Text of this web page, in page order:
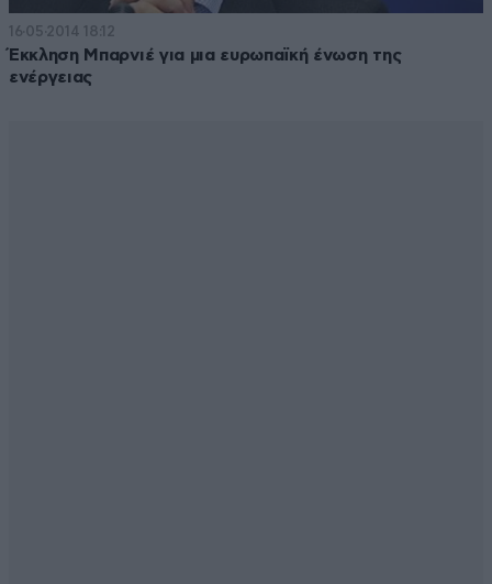
16·05·2014 18:12
Έκκληση Μπαρνιέ για μια ευρωπαϊκή ένωση της
ενέργειας